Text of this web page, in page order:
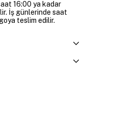
16:00 ya kadar
İş günlerinde saat
teslim edilir.